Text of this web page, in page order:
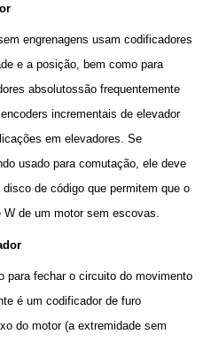
engrenagens usamcodificadores
e a posição, bem como para
absolutossão frequentemente
incrementais de elevador
em elevadores. Se
usado para comutação, ele deve
de código que permitem que o
de um motor sem escovas.
para fechar o circuito do movimento
é umcodificador de furo
do motor (a extremidade sem